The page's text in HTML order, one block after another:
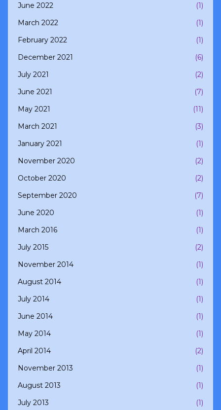
June 2022
(1)
March 2022
(1)
February 2022
(1)
December 2021
(6)
July 2021
(2)
June 2021
(7)
May 2021
(11)
March 2021
(3)
January 2021
(1)
November 2020
(2)
October 2020
(2)
September 2020
(7)
June 2020
(1)
March 2016
(1)
July 2015
(2)
November 2014
(1)
August 2014
(1)
July 2014
(1)
June 2014
(1)
May 2014
(1)
April 2014
(2)
November 2013
(1)
August 2013
(1)
July 2013
(1)